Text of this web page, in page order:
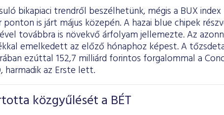
bikapiaci trendről beszélhetünk, mégis a BUX
ponton is járt május közepén. A hazai blue chipek
továbbra is növekvő árfolyam jellemezte. Az
emelkedett az előző hónaphoz képest. A
ezúttal 152,7 milliárd forintos forgalommal a
harmadik az Erste lett.
közgyűlését a BÉT